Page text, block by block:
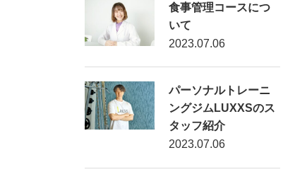
食事管理コースにつ
いて
2023.07.06
パーソナルトレーニ
ングジムLUXXSのス
タッフ紹介
2023.07.06